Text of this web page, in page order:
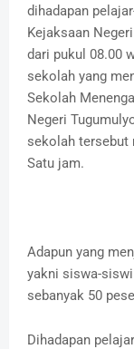
dihadapan
Kejaksaan
dari pukul 08.00
sekolah yang
Sekolah
Negeri
sekolah tersebut
Satu jam.
Adapun yang
yakni siswa-
sebanyak 50
Dihadapan